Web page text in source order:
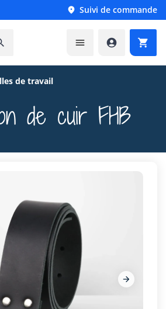
 Suivi de commande
  
de travail
de cuir FHB

